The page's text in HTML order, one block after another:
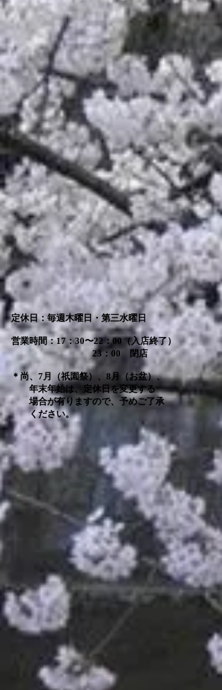
定休日：毎週木曜日・第三水曜日
営業時間：17：30〜22：00（入店終了）
23：00 閉店
＊尚、7月（祇園祭）、8月（お盆）、
年末年始は、定休日を変更する
場合が有りますので、予めご了承
ください。